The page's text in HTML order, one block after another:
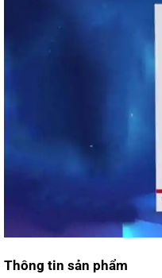
Thông tin sản phẩm